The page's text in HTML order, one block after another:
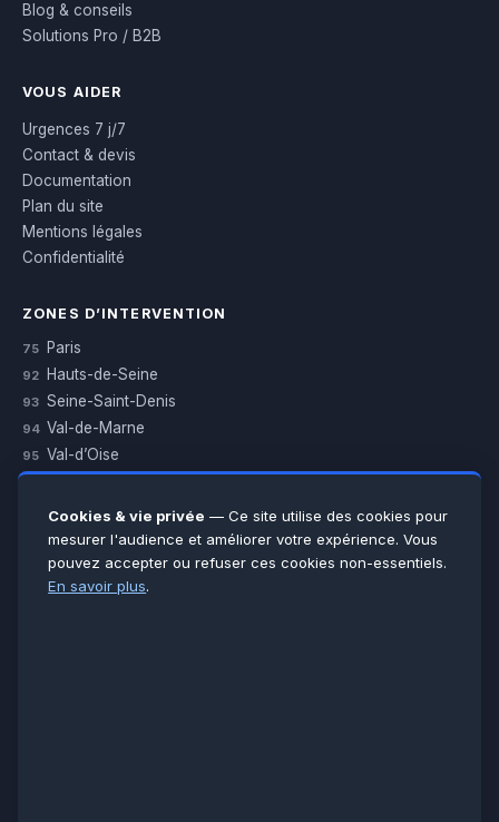
Blog & conseils
Solutions Pro / B2B
VOUS AIDER
Urgences 7 j/7
Contact & devis
Documentation
Plan du site
Mentions légales
Confidentialité
ZONES D’INTERVENTION
75 Paris
92 Hauts-de-Seine
93 Seine-Saint-Denis
94 Val-de-Marne
95 Val-d’Oise
Essonne
Seine-et-Marne
Voir toutes les villes →
Cookies & vie privée — Ce site utilise des cookies pour
mesurer l'audience et améliorer votre expérience. Vous
pouvez accepter ou refuser ces cookies non-essentiels.
En savoir plus.